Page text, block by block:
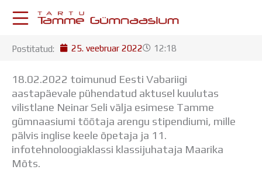
KESKKONNAD
Postkast
Drive
Tamme TV
Tamme Leht
Kooliraadio
Koorilaul
ÕPPETÖÖ
Postitatud: 25. veebruar 2022 12:18
18.02.2022 toimunud Eesti Vabariigi
aastapäevale pühendatud aktusel kuulutas
vilistlane Neinar Seli välja esimese Tamme
gümnaasiumi töötaja arengu stipendiumi, mille
pälvis inglise keele õpetaja ja 11.
infotehnoloogiaklassi klassijuhataja Maarika
Mõts.